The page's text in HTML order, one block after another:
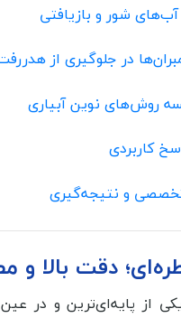
آب‌های شور و بازیافتی
در جلوگیری از
روش‌های نوین آبیاری
کاربردی
و نتیجه‌گیری
از پایه‌ای‌ترین و در